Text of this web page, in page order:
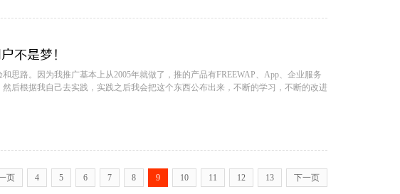
不是梦！
思路。因为我推广基本上从2005年就做了，推的产品有FREEWAP、App、企业服务
后根据我自己去实践，实践之后我会把这个东西公布出来，不断的学习，不断的改进
页 4 5 6 7 8 9 10 11 12 13 下一页